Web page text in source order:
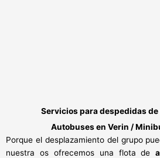
Servicios paradespedidas de
Autobuses en Verin /
Porque el desplazamiento del grupo
nuestra os ofrecemos una flota de